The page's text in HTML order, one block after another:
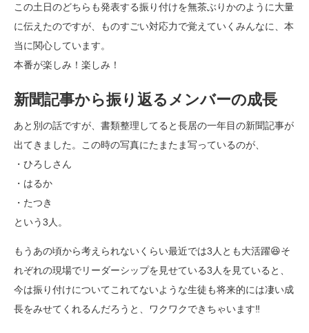
この土日のどちらも発表する振り付けを無茶ぶりかのように大量
に伝えたのですが、ものすごい対応力で覚えていくみんなに、本
当に関心しています。
本番が楽しみ！楽しみ！
新聞記事から振り返るメンバーの成長
あと別の話ですが、書類整理してると長居の一年目の新聞記事が
出てきました。この時の写真にたまたま写っているのが、
・ひろしさん
・はるか
・たつき
という3人。
もうあの頃から考えられないくらい最近では3人とも大活躍😆そ
れぞれの現場でリーダーシップを見せている3人を見ていると、
今は振り付けについてこれてないような生徒も将来的には凄い成
長をみせてくれるんだろうと、ワクワクできちゃいます‼️